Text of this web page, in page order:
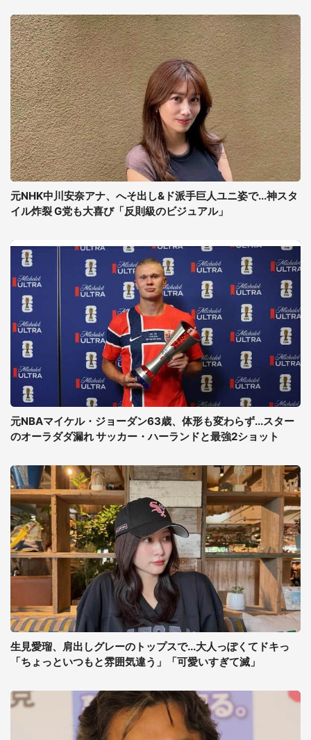
元NHK中川安奈アナ、へそ出し&ド派手巨人ユニ姿で...神スタ
イル炸裂 G党も大喜び「反則級のビジュアル」
元NBAマイケル・ジョーダン63歳、体形も変わらず...スター
のオーラダダ漏れ サッカー・ハーランドと最強2ショット
生見愛瑠、肩出しグレーのトップスで...大人っぽくてドキっ
「ちょっといつもと雰囲気違う」「可愛いすぎて滅」